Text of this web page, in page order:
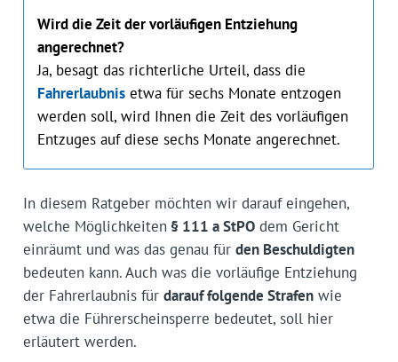
Wird die Zeit der vorläufigen Entziehung
angerechnet?
Ja, besagt das richterliche Urteil, dass die
Fahrerlaubnisetwa für sechs Monate entzogen
werden soll, wird Ihnen die Zeit des vorläufigen
Entzuges auf diese sechs Monate angerechnet.
In diesem Ratgeber möchten wir darauf eingehen,
welche Möglichkeiten§ 111 a StPOdem Gericht
einräumt und was das genau für den Beschuldigten
bedeuten kann. Auch was die vorläufige Entziehung
der Fahrerlaubnis für darauf folgende Strafenwie
etwa die Führerscheinsperre bedeutet, soll hier
erläutert werden.